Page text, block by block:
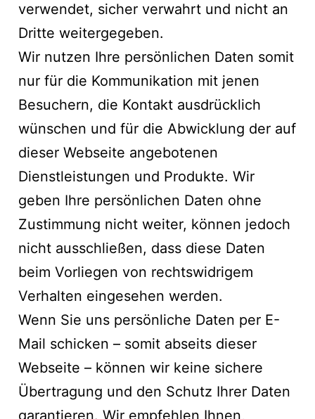
verwendet, sicher verwahrt und nicht an
Dritte weitergegeben.
Wir nutzen Ihre persönlichen Daten somit
nur für die Kommunikation mit jenen
Besuchern, die Kontakt ausdrücklich
wünschen und für die Abwicklung der auf
dieser Webseite angebotenen
Dienstleistungen und Produkte. Wir
geben Ihre persönlichen Daten ohne
Zustimmung nicht weiter, können jedoch
nicht ausschließen, dass diese Daten
beim Vorliegen von rechtswidrigem
Verhalten eingesehen werden.
Wenn Sie uns persönliche Daten per E-
Mail schicken – somit abseits dieser
Webseite – können wir keine sichere
Übertragung und den Schutz Ihrer Daten
garantieren. Wir empfehlen Ihnen,